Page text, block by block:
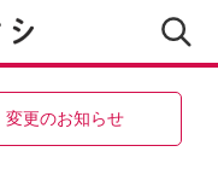
変更のお知らせ